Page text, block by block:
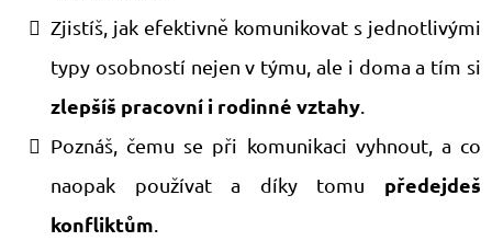
​Zjistíš, jak efektivně komunikovat s jednotlivými
typy osobností nejen v týmu, ale i doma a tím si
zlepšíš pracovní i rodinné vztahy
​Poznáš, čemu se při komunikaci vyhnout, a co
naopak používat a díky tomu předejdeš
konfliktům